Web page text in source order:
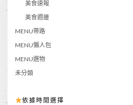
美食速報
美食週邊
MENU帶路
MENU懶人包
MENU選物
未分類
依據時間選擇